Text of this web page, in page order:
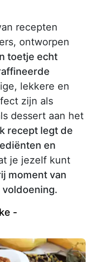
recepten
ontworpen
toetje echt
lekkere en
zijn als
dessert aan het
recept legt de
en
je jezelf kunt
moment van
-